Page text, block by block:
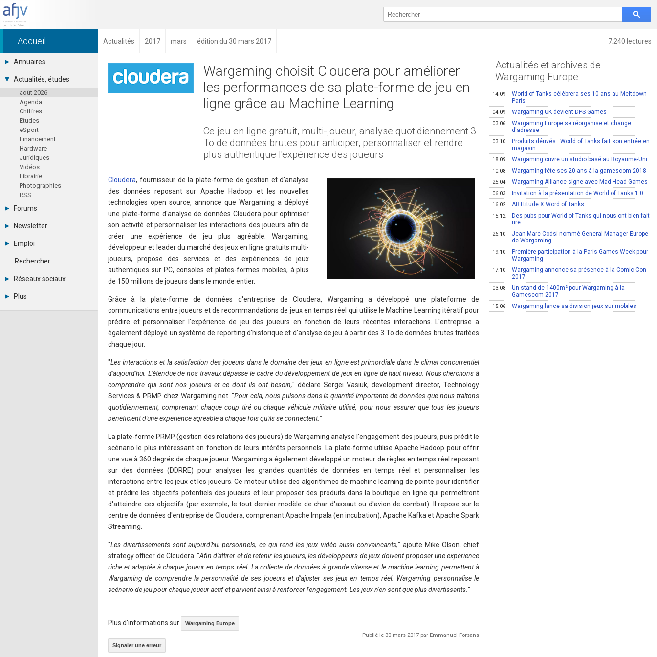
7,240 lectures
Accueil Actualités 2017 mars édition du 30 mars 2017
Annuaires
Toutes les sociétés (691)
Studios (418)
Editeurs (49)
Distributeurs (16)
Hard. / Accessoires (10)
Middlewares (15)
Prestataires (99)
Assoc. / Syndicats (21)
Formations / Ecoles (46)
Presse spécialisée (17)
Actualités, études
août 2026
Agenda
Chiffres
Etudes
eSport
Financement
Hardware
Juridiques
Vidéos
Librairie
Photographies
RSS
Forums
Tous les forums
Se connecter
Messages privés
Contacter un modérateur
Newsletter
Archives
Abonnement
Emploi
Consulter les annonces
Observatoire de l'emploi
Rechercher
Réseaux sociaux
LinkedIn
Plus
Annonceurs
Wargaming choisit Cloudera pour améliorer
les performances de sa plate-forme de jeu en
ligne grâce au Machine Learning
Ce jeu en ligne gratuit, multi-joueur, analyse quotidiennement 3
To de données brutes pour anticiper, personnaliser et rendre
plus authentique l'expérience des joueurs
Cloudera, fournisseur de la plate-forme de gestion et d'analyse
des données reposant sur Apache Hadoop et les nouvelles
technologies open source, annonce que Wargaming a déployé
une plate-forme d'analyse de données Cloudera pour optimiser
son activité et personnaliser les interactions des joueurs afin de
créer une expérience de jeu plus agréable. Wargaming,
développeur et leader du marché des jeux en ligne gratuits multi-
joueurs, propose des services et des expériences de jeux
authentiques sur PC, consoles et plates-formes mobiles, à plus
de 150 millions de joueurs dans le monde entier.
Grâce à la plate-forme de données d'entreprise de Cloudera, Wargaming a développé une plateforme de
communications entre joueurs et de recommandations de jeux en temps réel qui utilise le Machine Learning itératif pour
prédire et personnaliser l'expérience de jeu des joueurs en fonction de leurs récentes interactions. L'entreprise a
également déployé un système de reporting d'historique et d'analyse de jeu à partir des 3 To de données brutes traitées
chaque jour.
"Les interactions et la satisfaction des joueurs dans le domaine des jeux en ligne est primordiale dans le climat concurrentiel
d'aujourd'hui. L'étendue de nos travaux dépasse le cadre du développement de jeux en ligne de haut niveau. Nous cherchons à
comprendre qui sont nos joueurs et ce dont ils ont besoin," déclare Sergei Vasiuk, development director, Technology
Services & PRMP chez Wargaming.net. "Pour cela, nous puisons dans la quantité importante de données que nous traitons
quotidiennement, comprenant chaque coup tiré ou chaque véhicule militaire utilisé, pour nous assurer que tous les joueurs
bénéficient d'une expérience agréable à chaque fois qu'ils se connectent."
La plate-forme PRMP (gestion des relations des joueurs) de Wargaming analyse l'engagement des joueurs, puis prédit le
scénario le plus intéressant en fonction de leurs intérêts personnels. La plate-forme utilise Apache Hadoop pour offrir
une vue à 360 degrés de chaque joueur. Wargaming a également développé un moteur de règles en temps réel reposant
sur des données (DDRRE) pour analyser les grandes quantités de données en temps réel et personnaliser les
interactions entre les jeux et les joueurs. Ce moteur utilise des algorithmes de machine learning de pointe pour identifier
et prédire les objectifs potentiels des joueurs et leur proposer des produits dans la boutique en ligne qui permettront
d'atteindre ces objectifs (par exemple, le tout dernier modèle de char d'assaut ou d'avion de combat). Il repose sur le
centre de données d'entreprise de Cloudera, comprenant Apache Impala (en incubation), Apache Kafka et Apache Spark
Streaming.
"Les divertissements sont aujourd'hui personnels, ce qui rend les jeux vidéo aussi convaincants," ajoute Mike Olson, chief
strategy officer de Cloudera. "Afin d'attirer et de retenir les joueurs, les développeurs de jeux doivent proposer une expérience
riche et adaptée à chaque joueur en temps réel. La collecte de données à grande vitesse et le machine learning permettent à
Wargaming de comprendre la personnalité de ses joueurs et d'ajuster ses jeux en temps réel. Wargaming personnalise le
scénario de jeu pour chaque joueur actif et parvient ainsi à renforcer l'engagement. Les jeux n'en sont que plus divertissants. "
Plus d'informations sur Wargaming Europe
Publié le 30 mars 2017 par Emmanuel Forsans
Signaler une erreur
Actualités et archives de
Wargaming Europe
14.09
World of Tanks célèbrera ses 10 ans au Meltdown
Paris
04.09 Wargaming UK devient DPS Games
03.06
Wargaming Europe se réorganise et change
d'adresse
03.10
Produits dérivés : World of Tanks fait son entrée en
magasin
18.09 Wargaming ouvre un studio basé au Royaume-Uni
10.08 Wargaming fête ses 20 ans à la gamescom 2018
25.04 Wargaming Alliance signe avec Mad Head Games
06.03 Invitation à la présentation de World of Tanks 1.0
16.02 ARTtitude X Word of Tanks
15.12
Des pubs pour World of Tanks qui nous ont bien fait
rire
26.10
Jean-Marc Codsi nommé General Manager Europe
de Wargaming
19.10
Première participation à la Paris Games Week pour
Wargaming
17.10
Wargaming annonce sa présence à la Comic Con
2017
03.08
Un stand de 1400m² pour Wargaming à la
Gamescom 2017
15.06 Wargaming lance sa division jeux sur mobiles